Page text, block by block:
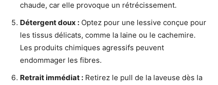
chaude, car elle provoque un rétrécissement.
Détergent doux : Optez pour une lessive conçue pour
les tissus délicats, comme la laine ou le cachemire.
Les produits chimiques agressifs peuvent
endommager les fibres.
Retrait immédiat : Retirez le pull de la laveuse dès la